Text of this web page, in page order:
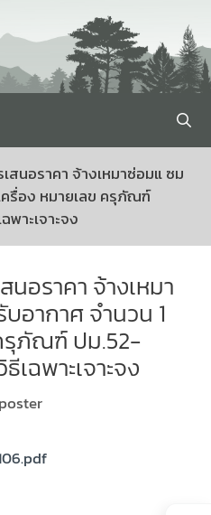
สนอราคา จ้างเหมาซ่อมแ ซม
ครื่อง หมายเลข ครุภัณฑ์
พาะเจาะจง
นอราคา จ้างเหมา
อากาศ จำนวน 1
รุภัณฑ์ ปม.52-
เฉพาะเจาะจง